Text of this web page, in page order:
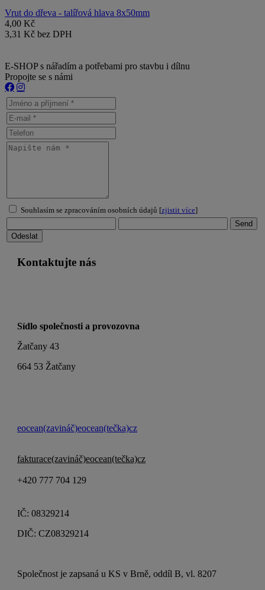
Vrut do dřeva - talířová hlava 8x50mm
4,00 Kč
3,31 Kč bez DPH
E-SHOP s nářadím a potřebami pro stavbu i dílnu
Propojte se s námi
Souhlasím se zpracováním osobních údajů [zjistit více]
Kontaktujte nás
Sídlo společnosti a provozovna
Žatčany 43
664 53 Žatčany
eocean(zavináč)eocean(tečka)cz
fakturace(zavináč)eocean(tečka)cz
+420 777 704 129
IČ: 08329214
DIČ: CZ08329214
Společnost je zapsaná u KS v Brně, oddíl B, vl. 8207